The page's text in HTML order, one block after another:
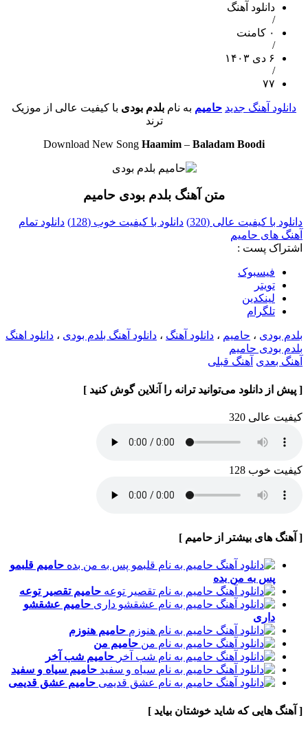
دانلود آهنگ
/
۰ کامنت
/
۶ دی ۱۴۰۳
/
۷۷
دانلود آهنگ جدید حامیم به نام بلدم بودی با کیفیت عالی از موزیک
ترند
Download New Song Haamim – Baladam Boodi
متن آهنگ بلدم بودی حامیم
دانلود با کیفیت عالی (320) دانلود با کیفیت خوب (128)
دانلود تمام
آهنگ های حامیم
اشتراک پست :
فيسبوک
تويتر
لینکدین
تلگرام
بلدم بودی ، حامیم ، دانلود آهنگ ، دانلود آهنگ بلدم بودی ، دانلود اهنگ
بلدم بودی حامیم
آهنگ بعدی آهنگ قبلی
[ پیش از دانلود می‌توانید ترانه را آنلاین گوش کنید ]
کیفیت عالی 320
کیفیت خوب 128
[ آهنگ های بیشتر از حامیم ]
حامیم قلبمو
پس به من بده
حامیمتقصیر توعه
حامیم عشقشو
داری
حامیم هنوزم
حامیم من
حامیم شب آخر
حامیم سیاه و سفید
حامیم عشق قدیمی
[ آهنگ هایی که شاید خوشتان بیاید ]